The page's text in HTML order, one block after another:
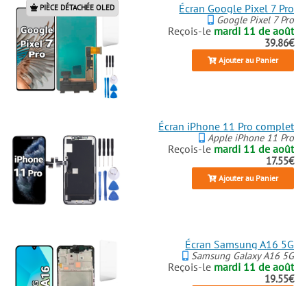
PIÈCE DÉTACHÉE OLED Écran Google Pixel 7 Pro
Google Pixel 7 Pro
Reçois-le mardi 11 de août
39.86€
Ajouter au Panier
Écran iPhone 11 Pro complet
Apple iPhone 11 Pro
Reçois-le mardi 11 de août
17.55€
Ajouter au Panier
Écran Samsung A16 5G
Samsung Galaxy A16 5G
Reçois-le mardi 11 de août
19.55€